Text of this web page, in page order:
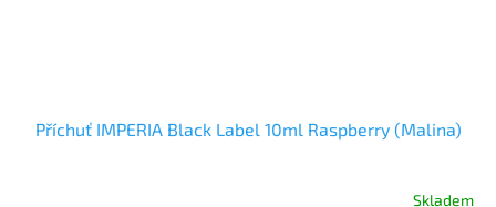
Příchuť IMPERIA Black Label 10ml Raspberry (Malina)
Skladem